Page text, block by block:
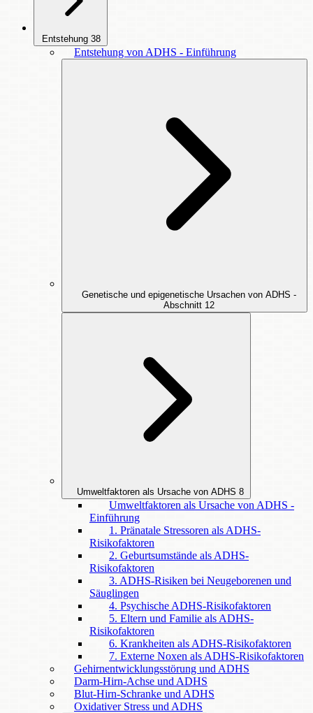
Entstehung 38
Entstehung von ADHS - Einführung
Genetische und epigenetische Ursachen von ADHS -
Abschnitt 12
Umweltfaktoren als Ursache von ADHS 8
Umweltfaktoren als Ursache von ADHS -
Einführung
1. Pränatale Stressoren als ADHS-
Risikofaktoren
2. Geburtsumstände als ADHS-
Risikofaktoren
3. ADHS-Risiken bei Neugeborenen und
Säuglingen
4. Psychische ADHS-Risikofaktoren
5. Eltern und Familie als ADHS-
Risikofaktoren
6. Krankheiten als ADHS-Risikofaktoren
7. Externe Noxen als ADHS-Risikofaktoren
Gehirnentwicklungsstörung und ADHS
Darm-Hirn-Achse und ADHS
Blut-Hirn-Schranke und ADHS
Oxidativer Stress und ADHS